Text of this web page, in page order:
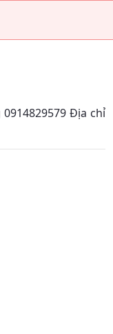
Lăng
Địa chỉ